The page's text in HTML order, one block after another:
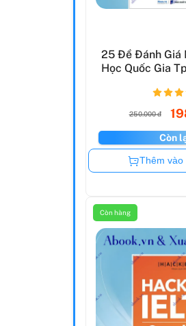
25 Đề Đánh Giá
Học Quốc Gia
250.000 đ
Còn
Còn
Thêm vào
Còn hàng